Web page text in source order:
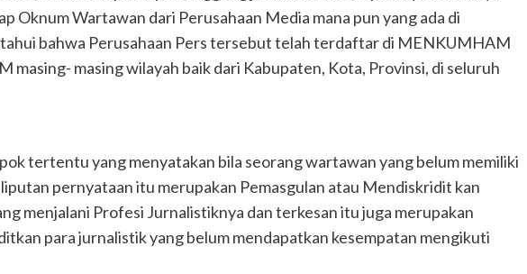
Oknum Wartawan dari Perusahaan Media mana pun yang ada di
bahwa Perusahaan Pers tersebut telah terdaftar di MENKUMHAM
masing- masing wilayah baik dari Kabupaten, Kota, Provinsi, di seluruh
tertentu yang menyatakan bila seorang wartawan yang belum memiliki
pernyataan itu merupakan Pemasgulan atau Mendiskridit kan
menjalani Profesi Jurnalistiknya dan terkesan itu juga merupakan
para jurnalistik yang belum mendapatkan kesempatan mengikuti